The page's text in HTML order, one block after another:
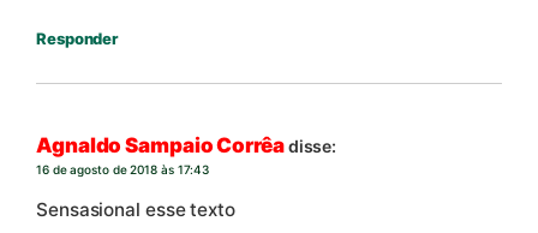
Responder
Agnaldo Sampaio Corrêadisse:
16 de agosto de 2018 às 17:43
Sensasional esse texto